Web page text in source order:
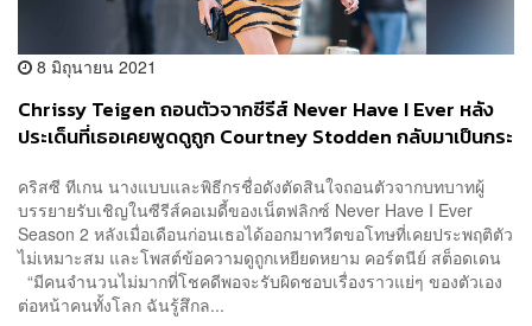
8 มิถุนายน 2021
Chrissy Teigen ถอนตัวจากซีรีส์ Never Have I Ever หลัง
ประเด็นที่เธอเคยพูดดูถูก Courtney Stodden กลับมาเป็นกระ
คริสซี ทีเกน นางแบบและพิธีกรชื่อดังตัดสินใจถอนตัวจากบทบาทผู้
บรรยายรับเชิญในซีรีส์คอเมดี้ของเน็ตฟลิกซ์ Never Have I Ever
Season 2 หลังเมื่อเดือนก่อนเธอได้ออกมาทวีตขอโทษที่เคยประพฤติตัว
ไม่เหมาะสม และโพสต์ข้อความดูถูกเหยียดหยาม คอร์ตนีย์ สต็อดเดน
“มีคนจำนวนไม่มากที่โชคดีพอจะรับผิดชอบเรื่องราวแย่ๆ ของตัวเอง
ต่อหน้าคนทั้งโลก ฉันรู้สึกล...